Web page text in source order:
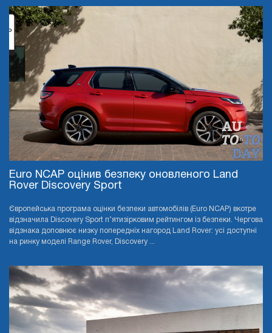
Euro NCAP оцінив безпеку оновленого Land
Rover Discovery Sport
Європейська програма оцінки безпеки автомобілів (Euro NCAP) вкотре
відзначила Discovery Sport п’ятизірковим рейтингом із безпеки. Чергова
відзнака доповнює низку попередніх нагород Land Rover: усі доступні
на ринку моделі Range Rover, Discovery ...